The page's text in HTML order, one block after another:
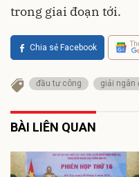
trong giai đoạn tới.
Chia sẻ Facebook
đầu tư công giải ngân
BÀI LIÊN QUAN